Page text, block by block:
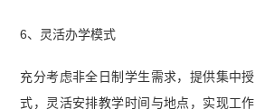
6、灵活办学模式
充分考虑非全日制学生需求，提供集中
式，灵活安排教学时间与地点，实现工